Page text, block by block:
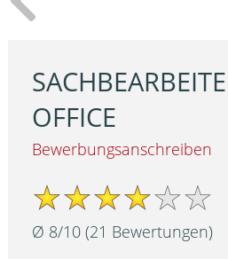
OFFICE
Bewerbungsanschreiben
Ø 8/10 (21 Bewertungen)